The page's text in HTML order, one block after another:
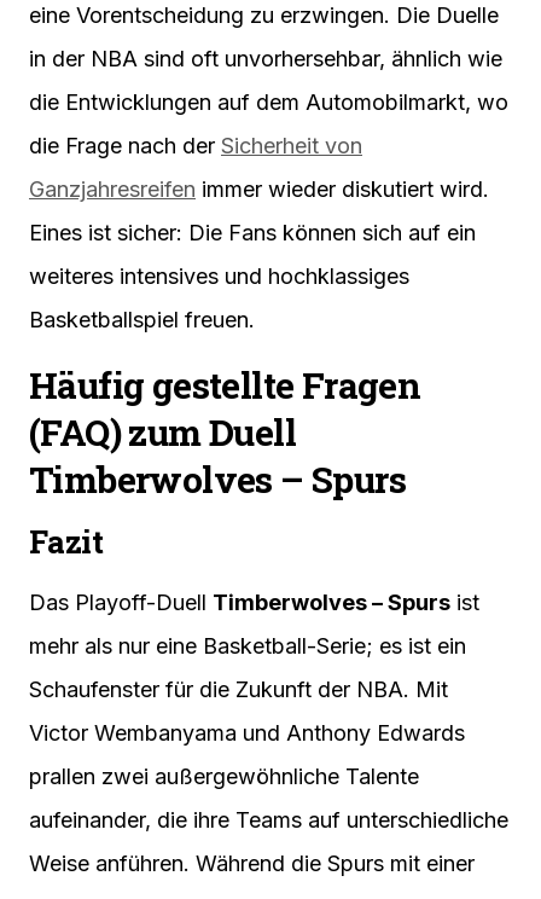
eine Vorentscheidung zu erzwingen. Die Duelle
in der NBA sind oft unvorhersehbar, ähnlich wie
die Entwicklungen auf dem Automobilmarkt, wo
die Frage nach der Sicherheit von
Ganzjahresreifen immer wieder diskutiert wird.
Eines ist sicher: Die Fans können sich auf ein
weiteres intensives und hochklassiges
Basketballspiel freuen.
Häufig gestellte Fragen
(FAQ) zum Duell
Timberwolves – Spurs
Fazit
Das Playoff-Duell Timberwolves – Spurs ist
mehr als nur eine Basketball-Serie; es ist ein
Schaufenster für die Zukunft der NBA. Mit
Victor Wembanyama und Anthony Edwards
prallen zwei außergewöhnliche Talente
aufeinander, die ihre Teams auf unterschiedliche
Weise anführen. Während die Spurs mit einer